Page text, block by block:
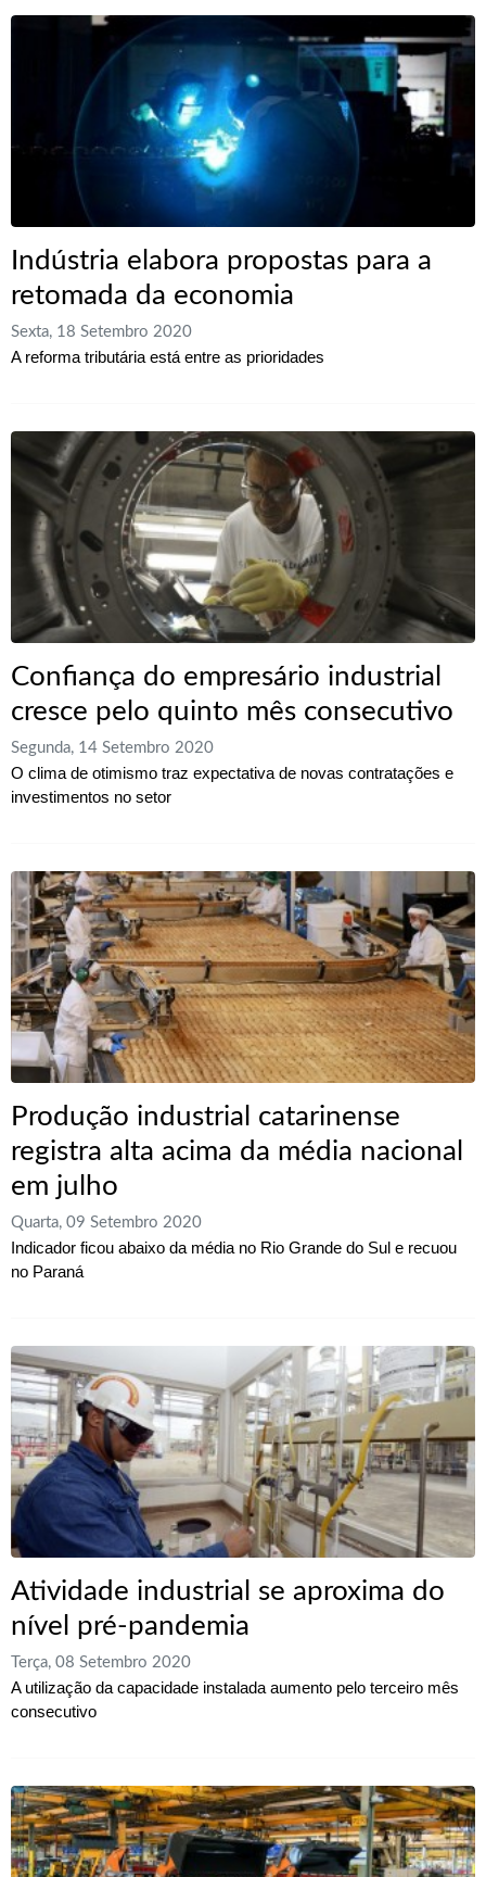
Indústria elabora propostas para a
retomada da economia
Sexta, 18 Setembro 2020
A reforma tributária está entre as prioridades
Confiança do empresário industrial
cresce pelo quinto mês consecutivo
Segunda, 14 Setembro 2020
O clima de otimismo traz expectativa de novas contratações e
investimentos no setor
Produção industrial catarinense
registra alta acima da média nacional
em julho
Quarta, 09 Setembro 2020
Indicador ficou abaixo da média no Rio Grande do Sul e recuou
no Paraná
Atividade industrial se aproxima do
nível pré-pandemia
Terça, 08 Setembro 2020
A utilização da capacidade instalada aumento pelo terceiro mês
consecutivo